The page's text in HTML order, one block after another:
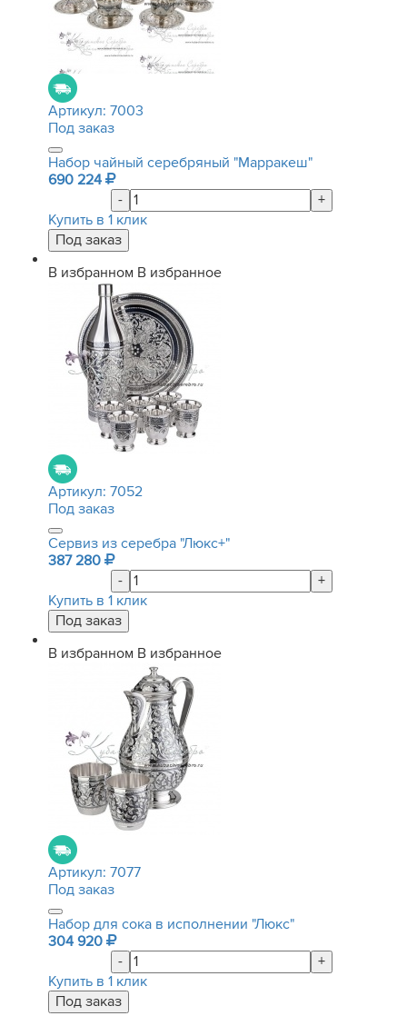
Артикул: 7003
Под заказ
Набор чайный серебряный "Марракеш"
690 224
-
+
Купить в 1 клик
В избранном В избранное
Артикул: 7052
Под заказ
Сервиз из серебра "Люкс+"
387 280
-
+
Купить в 1 клик
В избранном В избранное
Артикул: 7077
Под заказ
Набор для сока в исполнении "Люкс"
304 920
-
+
Купить в 1 клик